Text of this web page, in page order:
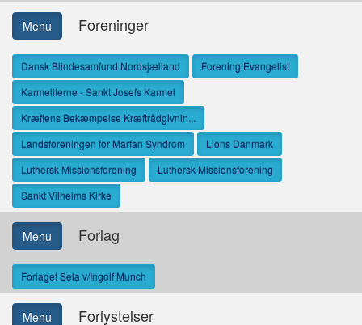
Menu Foreninger
Dansk Blindesamfund Nordsjælland
Forening Evangelist
Karmeliterne - Sankt Josefs Karmel
Kræftens Bekæmpelse Kræftrådgivnin...
Landsforeningen for Marfan Syndrom
Lions Danmark
Luthersk Missionsforening
Luthersk Missionsforening
Sankt Vilhelms Kirke
Menu Forlag
Forlaget Sela v/Ingolf Munch
Menu Forlystelser